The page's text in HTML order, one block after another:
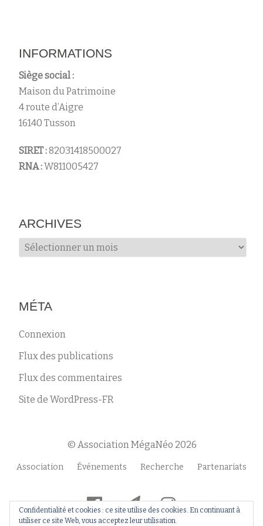
INFORMATIONS
Siège social :
Maison du Patrimoine
4 route d’Aigre
16140 Tusson
SIRET :82031418500027
RNA :W811005427
ARCHIVES
Archives
MÉTA
Connexion
Flux des publications
Flux des commentaires
Site de WordPress-FR
© Association MégaNéo 2026
Menu
Association Événements Recherche Partenariats
fa-
facebook-
fa-
paper-
fa-
instagram
Confidentialité et cookies : ce site utilise des cookies. En continuant à
utiliser ce site Web, vous acceptez leur utilisation.